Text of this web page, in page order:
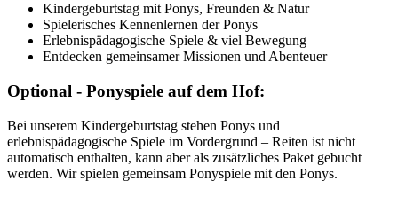
Kindergeburtstag mit Ponys, Freunden & Natur
Spielerisches Kennenlernen der Ponys
Erlebnispädagogische Spiele & viel Bewegung
Entdecken gemeinsamer Missionen und Abenteuer
Optional - Ponyspiele auf dem Hof:
Bei unserem Kindergeburtstag stehen Ponys und
erlebnispädagogische Spiele im Vordergrund – Reiten ist nicht
automatisch enthalten, kann aber als zusätzliches Paket gebucht
werden. Wir spielen gemeinsam Ponyspiele mit den Ponys.